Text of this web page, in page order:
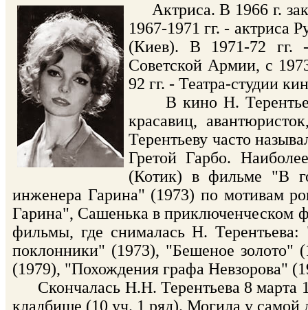
Актриса. В 1966 г.
1967-1971 гг. - актриса
(Киев). В 1971-72 гг. -
Советской Армии, с
92 гг. - Театра-студии
В кино Н.
красавиц,
Терентьеву часто
Гретой Гарбо.
(Котик) в фильме "В
инженера Гарина" (1973) по мотивам
Гарина", Сашенька в приключенческом
фильмы, где снималась Н.
поклонники" (1973), "Бешеное золото"
(1979), "Похождения графа Невзорова"
Скончалась Н.Н. Терентьева 8 марта
кладбище (10 уч. 1 ряд). Могила у самой